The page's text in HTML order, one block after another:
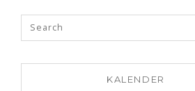
KALENDER